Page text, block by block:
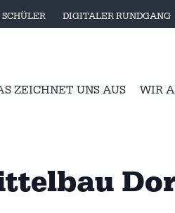
DIGITALER RUNDGANG
ZEICHNET UNS AUS WIR